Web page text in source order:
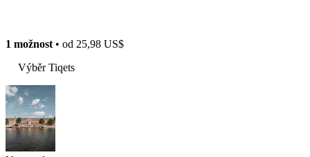
1 možnost • od 25,98 US$
Výběr Tiqets